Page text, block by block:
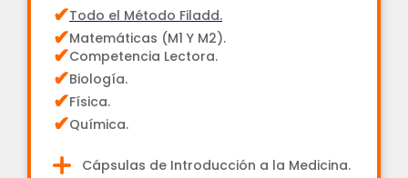
✔Todo el Método Filadd.
✔
✔
Matemáticas (M1 Y M2).
Competencia Lectora.
✔Biología.
✔Física.
✔Química.
Cápsulas de Introducción a la Medicina.